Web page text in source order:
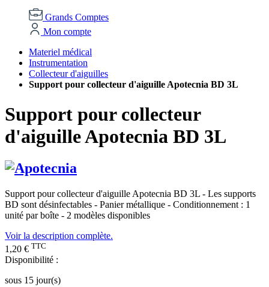
Grands Comptes
Mon compte
Materiel médical
Instrumentation
Collecteur d'aiguilles
Support pour collecteur d'aiguille Apotecnia BD 3L
Support pour collecteur
d'aiguille Apotecnia BD 3L
Support pour collecteur d'aiguille Apotecnia BD 3L - Les supports
BD sont désinfectables - Panier métallique - Conditionnement : 1
unité par boîte - 2 modèles disponibles
Voir la description complète.
1,20 € TTC
Disponibilité :
sous 15 jour(s)